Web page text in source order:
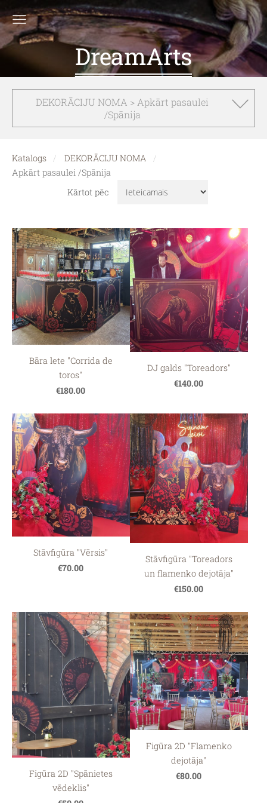
DreamArts
DEKORĀCIJU NOMA > Apkārt pasaulei
/Spānija
Katalogs
DEKORĀCIJU NOMA
Apkārt pasaulei /Spānija
Kārtot pēc
Bāra lete "Corrida de
toros"
€180.00
DJ galds "Toreadors"
€140.00
Stāvfigūra "Vērsis"
€70.00
Stāvfigūra "Toreadors
un flamenko dejotāja"
€150.00
Figūra 2D "Spānietes
vēdeklis"
Figūra 2D "Flamenko
dejotāja"
€80.00